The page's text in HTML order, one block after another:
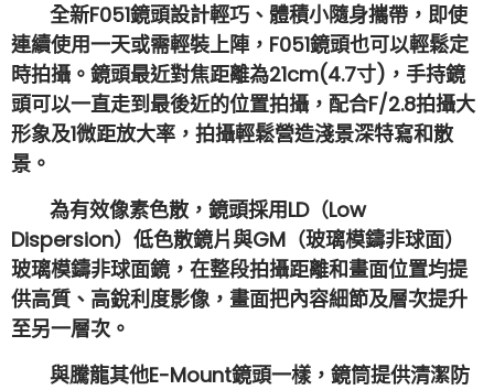
全新F051鏡頭設計輕巧、體積小隨身攜帶，即使
連續使用一天或需輕裝上陣，F051鏡頭也可以輕鬆定
時拍攝。鏡頭最近對焦距離為21cm(4.7寸)，手持鏡
頭可以一直走到最後近的位置拍攝，配合F/2.8拍攝大
形象及1微距放大率，拍攝輕鬆營造淺景深特寫和散
景。
為有效像素色散，鏡頭採用LD（Low
Dispersion）低色散鏡片與GM（玻璃模鑄非球面）
玻璃模鑄非球面鏡，在整段拍攝距離和畫面位置均提
供高質、高銳利度影像，畫面把內容細節及層次提升
至另一層次。
與騰龍其他E-Mount鏡頭一樣，鏡筒提供清潔防